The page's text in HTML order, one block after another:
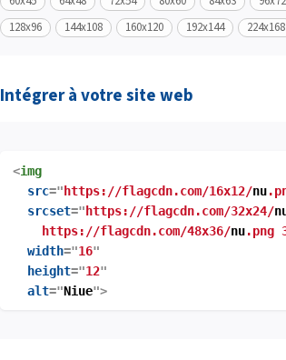
128x96
144x108 160x120 192x144 224x168
Intégrer à votre site web
<img
src=" https://flagcdn.com/16x12/nu
srcset=" https://flagcdn.com/32x24/
https://flagcdn.com/48x36/nu.png
width="16"
height="12"
alt="Niue">